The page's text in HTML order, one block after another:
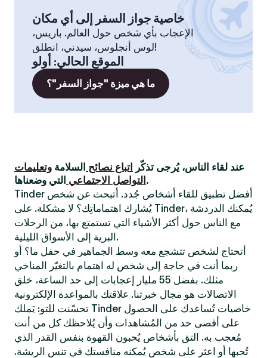
خاصية جواز السفر إلى أي مكان
الإعجاب بأي شخص حول العالم. باريس،
لوس أنجلوس، سيدني، انطلق!
الموقع الحالي: أولو
ما هي ميزة "جواز السفر"؟
عند لقاء الناس، يُرجى تذكّر اتباع نصائح السلامة وتعليمات
التواصل الاجتماعي التي وضعناها.
Tinder أفضل تطبيق للقاء أشخاص جُدد. أتبحث عن شخص
يُشارك اهتماماتِك؟ لا مشكلة. على Tinder، يُمكنك الدردشة
مع الناس حول أكثر الأشياء التي تستمتع بها، من الرحلات
البرية إلى الأسواق الليلية.
أتحتاج لشخص تتشجع معه وسط الجماهير في حفل ما؟ أو
ربما أنت في حاجة إلى شخص له اهتمام بالتغيّر المناخي
مثلك. بفضل 55 مليار إعجابات إلى حد الساعة، خلق
الاتصالات هو مجال خبرتنا. علاقتك بالمواعدة الإلكترونية
تحسّنت للتو: يَملك Tinder خاصيات تُساعدك على الحصول
على أقصى حد من المُشاهدات وأن يُلاحظك كل من أنت
مُعجب به. التق بأشخاص يُحبون القهوة بنفس القدر الذي
تُحبها أو اعثر على شخص يُمكنه منافستك في تنس الريشة.